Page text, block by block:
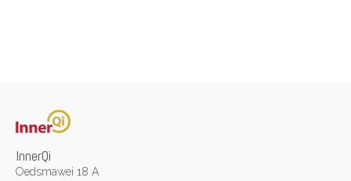
InnerQi
Oedsmawei 18 A